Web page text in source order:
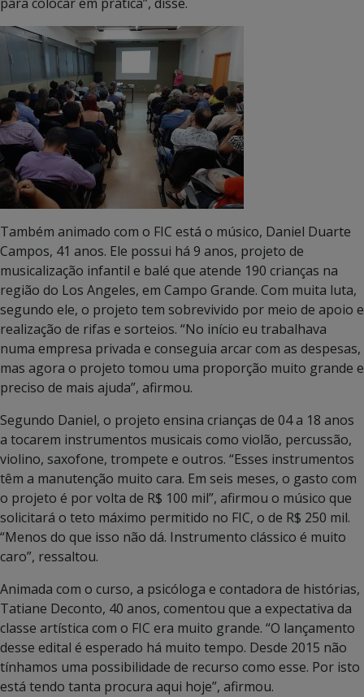
para colocar em prática”, disse.
Também animado com o FIC está o músico, Daniel Duarte
Campos, 41 anos. Ele possui há 9 anos, projeto de
musicalização infantil e balé que atende 190 crianças na
região do Los Angeles, em Campo Grande. Com muita luta,
segundo ele, o projeto tem sobrevivido por meio de apoio e
realização de rifas e sorteios. “No início eu trabalhava
numa empresa privada e conseguia arcar com as despesas,
mas agora o projeto tomou uma proporção muito grande e
preciso de mais ajuda”, afirmou.
Segundo Daniel, o projeto ensina crianças de 04 a 18 anos
a tocarem instrumentos musicais como violão, percussão,
violino, saxofone, trompete e outros. “Esses instrumentos
têm a manutenção muito cara. Em seis meses, o gasto com
o projeto é por volta de R$ 100 mil”, afirmou o músico que
solicitará o teto máximo permitido no FIC, o de R$ 250 mil.
“Menos do que isso não dá. Instrumento clássico é muito
caro”, ressaltou.
Animada com o curso, a psicóloga e contadora de histórias,
Tatiane Deconto, 40 anos, comentou que a expectativa da
classe artística com o FIC era muito grande. “O lançamento
desse edital é esperado há muito tempo. Desde 2015 não
tínhamos uma possibilidade de recurso como esse. Por isto
está tendo tanta procura aqui hoje”, afirmou.